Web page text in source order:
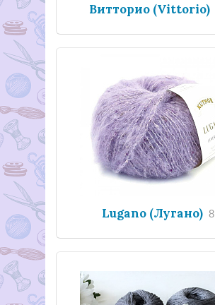
Витторио (Vittorio)
Lugano (Лугано) 8